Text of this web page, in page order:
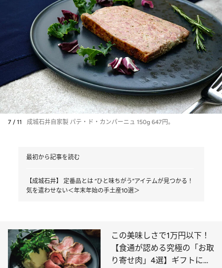
7 / 11 成城石井自家製 パテ・ド・カンパーニュ 150g 647円。
最初から記事を読む
【成城石井】 定番品とは “ひと味ちがう”アイテムが見つかる！
気を遣わせない＜年末年始の手土産10選＞
この美味しさで1万円以下！
【食通が認める究極の「お取
り寄せ肉」4選】ギフトにも